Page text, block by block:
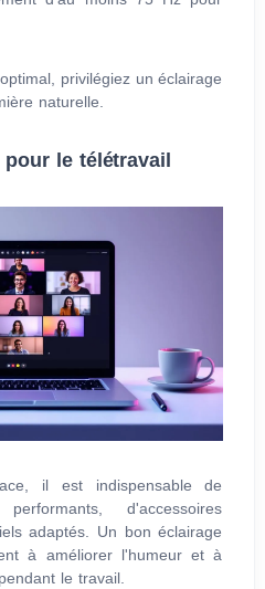
privilégiez un éclairage
naturelle.
le télétravail
il est indispensable de
d'accessoires
adaptés. Un bon éclairage
à améliorer l'humeur et à
le travail.